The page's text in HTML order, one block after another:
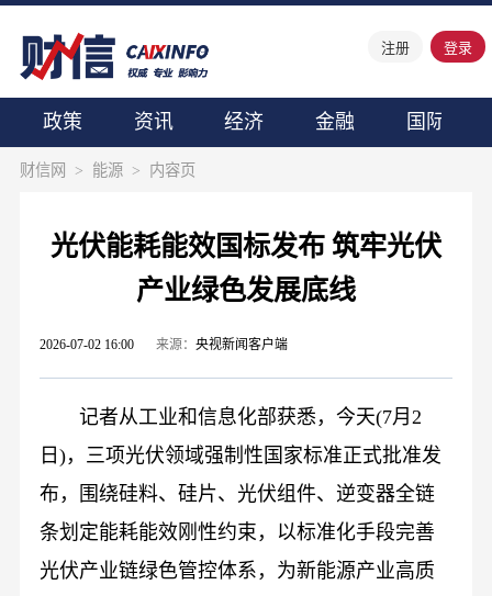
注册 登录
政策 资讯 经济 金融 国际
财信网 > 能源 > 内容页
光伏能耗能效国标发布 筑牢光伏
产业绿色发展底线
2026-07-02 16:00 来源： 央视新闻客户端
记者从工业和信息化部获悉，今天(7月2
日)，三项光伏领域强制性国家标准正式批准发
布，围绕硅料、硅片、光伏组件、逆变器全链
条划定能耗能效刚性约束，以标准化手段完善
光伏产业链绿色管控体系，为新能源产业高质